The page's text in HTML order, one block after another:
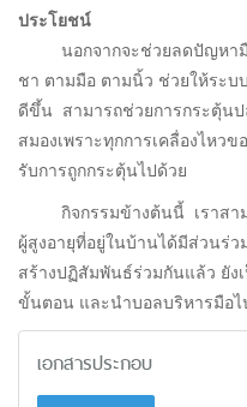
ประโยชน์
นอกจากจะช่วยลดปัญหามือ
ชา ตามมือ ตามนิ้ว ช่วยให้ระบ
ดีขึ้น สามารถช่วยการกระตุ้น
สมองเพราะทุกการเคลื่องไหว
รับการถูกกระตุ้นไปด้วย
กิจกรรมข้างต้นนี้ เราสาม
ผู้สูงอายุที่อยู่ในบ้านได้มีส่วนร่ว
สร้างปฏิสัมพันธ์ร่วมกันแล้ว ยัง
ขั้นตอน และนำบอลบริหารมือไ
เอกสารประกอบ